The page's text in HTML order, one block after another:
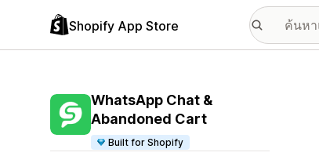
Shopify App Store
WhatsApp Chat &
Abandoned Cart
Built for Shopify